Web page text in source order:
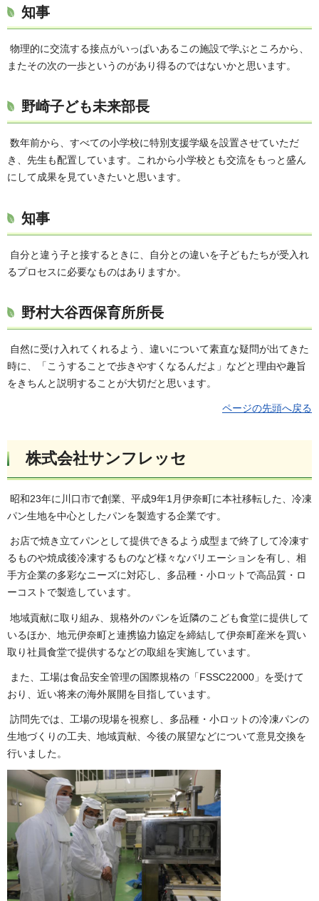
知事
物理的に交流する接点がいっぱいあるこの施設で学ぶところから、
またその次の一歩というのがあり得るのではないかと思います。
野崎子ども未来部長
数年前から、すべての小学校に特別支援学級を設置させていただ
き、先生も配置しています。これから小学校とも交流をもっと盛ん
にして成果を見ていきたいと思います。
知事
自分と違う子と接するときに、自分との違いを子どもたちが受入れ
るプロセスに必要なものはありますか。
野村大谷西保育所所長
自然に受け入れてくれるよう、違いについて素直な疑問が出てきた
時に、「こうすることで歩きやすくなるんだよ」などと理由や趣旨
をきちんと説明することが大切だと思います。
ページの先頭へ戻る
株式会社サンフレッセ
昭和23年に川口市で創業、平成9年1月伊奈町に本社移転した、冷凍
パン生地を中心としたパンを製造する企業です。
お店で焼き立てパンとして提供できるよう成型まで終了して冷凍す
るものや焼成後冷凍するものなど様々なバリエーションを有し、相
手方企業の多彩なニーズに対応し、多品種・小ロットで高品質・ロ
ーコストで製造しています。
地域貢献に取り組み、規格外のパンを近隣のこども食堂に提供して
いるほか、地元伊奈町と連携協力協定を締結して伊奈町産米を買い
取り社員食堂で提供するなどの取組を実施しています。
また、工場は食品安全管理の国際規格の「FSSC22000」を受けて
おり、近い将来の海外展開を目指しています。
訪問先では、工場の現場を視察し、多品種・小ロットの冷凍パンの
生地づくりの工夫、地域貢献、今後の展望などについて意見交換を
行いました。